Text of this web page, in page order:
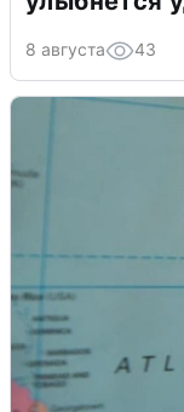
8 августа 43